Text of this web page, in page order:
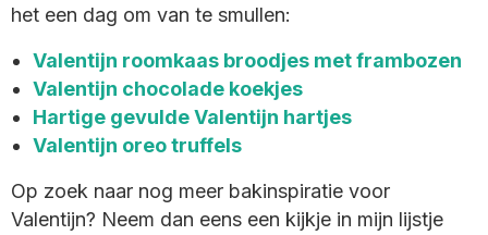
het een dag om van te smullen:
Valentijn roomkaas broodjes met frambozen
Valentijn chocolade koekjes
Hartige gevulde Valentijn hartjes
Valentijn oreo truffels
Op zoek naar nog meer bakinspiratie voor
Valentijn? Neem dan eens een kijkje in mijn lijstje